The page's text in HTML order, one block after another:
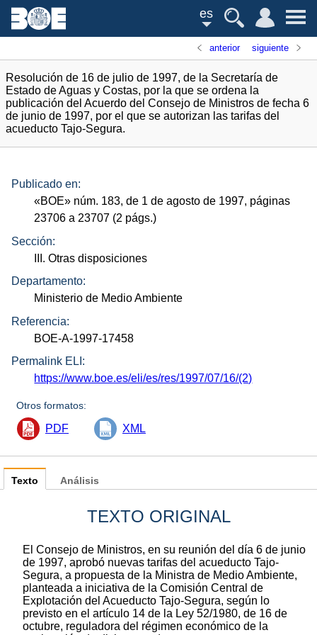
es
anterior siguiente
Resolución de 16 de julio de 1997, de la Secretaría de
Estado de Aguas y Costas, por la que se ordena la
publicación del Acuerdo del Consejo de Ministros de fecha 6
de junio de 1997, por el que se autorizan las tarifas del
acueducto Tajo-Segura.
Publicado en:
«BOE» núm. 183, de 1 de agosto de 1997, páginas
23706 a 23707 (2 págs.)
Sección:
III. Otras disposiciones
Departamento:
Ministerio de Medio Ambiente
Referencia:
BOE-A-1997-17458
Permalink ELI:
https://www.boe.es/eli/es/res/1997/07/16/(2)
Otros formatos:
PDF XML
Texto
TEXTO ORIGINAL
El Consejo de Ministros, en su reunión del día 6 de junio
de 1997, aprobó nuevas tarifas del acueducto Tajo-
Segura, a propuesta de la Ministra de Medio Ambiente,
planteada a iniciativa de la Comisión Central de
Explotación del Acueducto Tajo-Segura, según lo
previsto en el artículo 14 de la Ley 52/1980, de 16 de
octubre, reguladora del régimen económico de la
Análisis